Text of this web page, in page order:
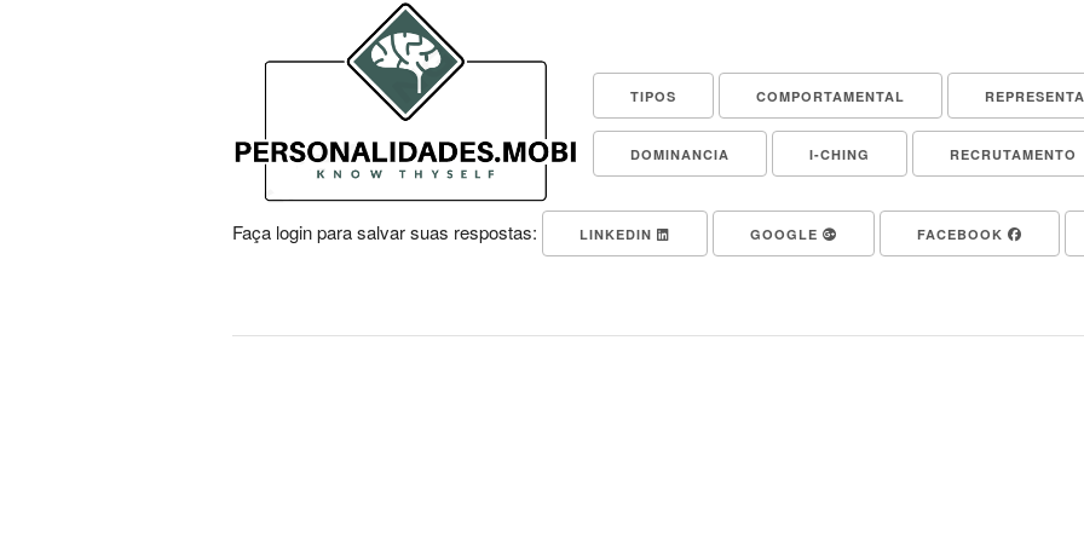
TIPOS COMPORTAMENTAL
DOMINANCIA I-CHING RECRUTAMENTO
Faça login para salvar suas respostas: LINKEDIN GOOGLE FACEBOOK